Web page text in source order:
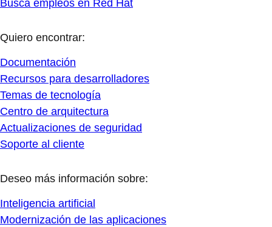
Busca empleos en Red Hat
Quiero encontrar:
Documentación
Recursos para desarrolladores
Temas de tecnología
Centro de arquitectura
Actualizaciones de seguridad
Soporte al cliente
Deseo más información sobre:
Inteligencia artificial
Modernización de las aplicaciones